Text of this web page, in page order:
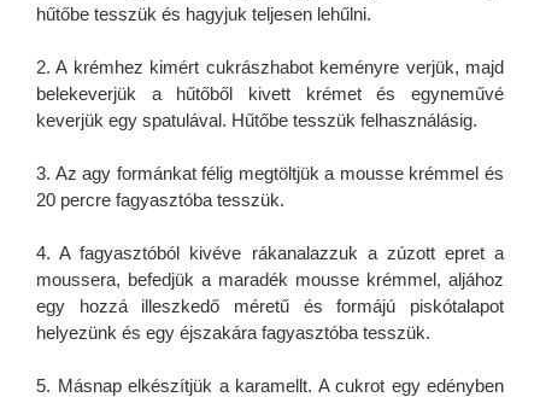
hűtőbe tesszük és hagyjuk teljesen lehűlni.
2. A krémhez kimért cukrászhabot keményre verjük, majd
belekeverjük a hűtőből kivett krémet és egyneművé
keverjük egy spatulával. Hűtőbe tesszük felhasználásig.
3. Az agy formánkat félig megtöltjük a mousse krémmel és
20 percre fagyasztóba tesszük.
4. A fagyasztóból kivéve rákanalazzuk a zúzott epret a
moussera, befedjük a maradék mousse krémmel, aljához
egy hozzá illeszkedő méretű és formájú piskótalapot
helyezünk és egy éjszakára fagyasztóba tesszük.
5. Másnap elkészítjük a karamellt. A cukrot egy edényben